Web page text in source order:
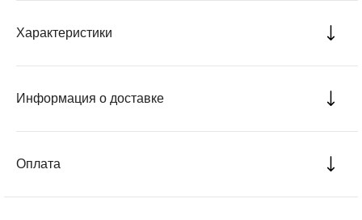
Характеристики
Информация о доставке
Оплата